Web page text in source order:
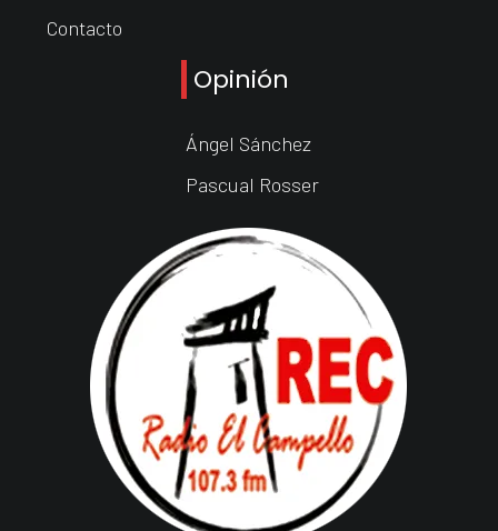
Contacto
Opinión
Ángel Sánchez
Pascual Rosser